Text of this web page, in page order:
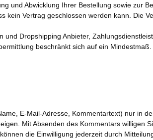
und Abwicklung Ihrer Bestellung sowie zur
Vertrag geschlossen werden kann. Die
Dropshipping Anbieter,
beschränkt sich auf ein Mindestmaß.
E-Mail-Adresse, Kommentartext) nur in
Mit Absenden des Kommentars willigen
die Einwilligung jederzeit durch